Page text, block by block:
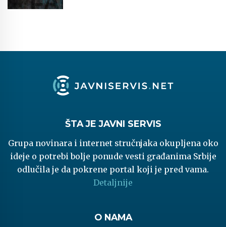
ŠTA JE JAVNI SERVIS
Grupa novinara i internet stručnjaka okupljena oko
ideje o potrebi bolje ponude vesti građanima Srbije
odlučila je da pokrene portal koji je pred vama.
Detaljnije
O NAMA